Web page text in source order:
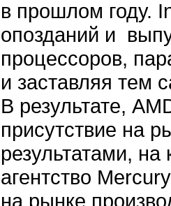
в прошлом году.
опозданий и
процессоров,
и заставляя тем
В результате,
присутствие на
результатами,
агентство
на рынке